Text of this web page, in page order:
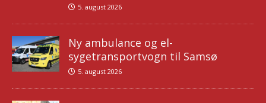
5. august 2026
Ny ambulance og el-
sygetransportvogn til Samsø
5. august 2026